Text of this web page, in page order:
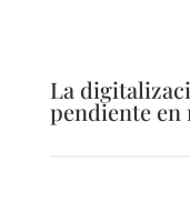
La
pendiente en